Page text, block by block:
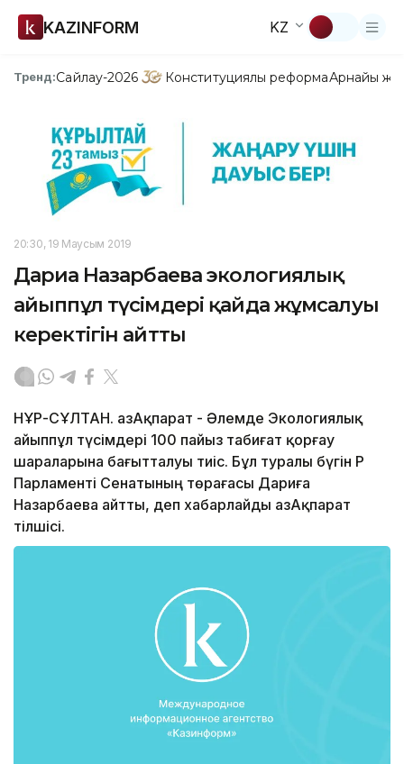
KAZINFORM KZ
Тренд:Сайлау-2026 Конституциялық реформаАрнайы
20:30, 19 Маусым 2019
Дариға Назарбаева экологиялық
айыппұл түсімдері қайда жұмсалуы
керектігін айтты
НҰР-СҰЛТАН. ҚазАқпарат - Әлемде Экологиялық
айыппұл түсімдері 100 пайыз табиғат қорғау
шараларына бағытталуы тиіс. Бұл туралы бүгін ҚР
Парламенті Сенатының төрағасы Дариға
Назарбаева айтты, деп хабарлайды ҚазАқпарат
тілшісі.